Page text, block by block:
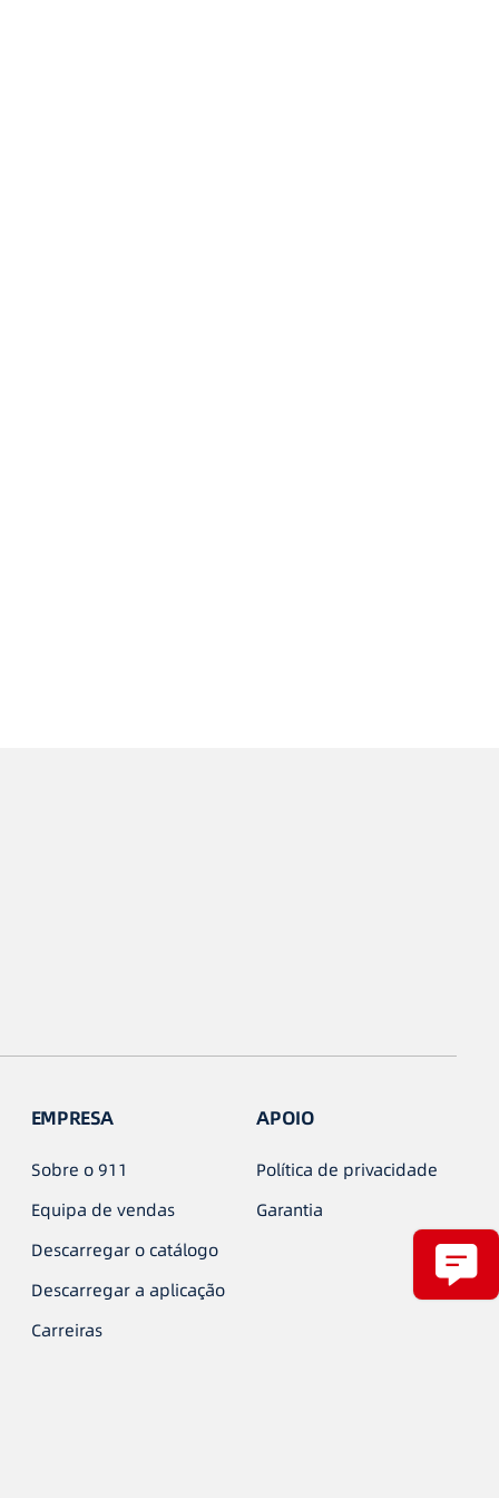
EMPRESA
Sobre o 911
Equipa de vendas
Descarregar o catálogo
Descarregar a aplicação
Carreiras
APOIO
Política de privacidade
Garantia